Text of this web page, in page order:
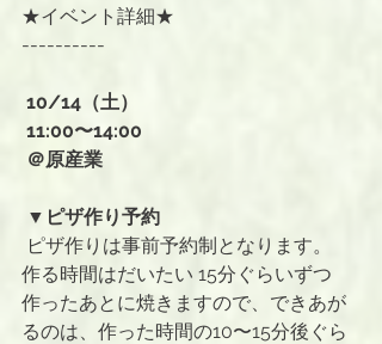
★イベント詳細★
----------
10/14（土）
11:00〜14:00
＠原産業
▼ピザ作り予約
ピザ作りは事前予約制となります。
作る時間はだいたい 15分ぐらいずつ
作ったあとに焼きますので、できあが
るのは、作った時間の10〜15分後ぐら